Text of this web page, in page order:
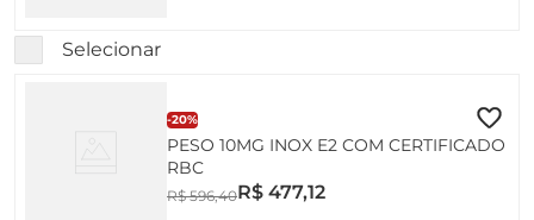
Selecionar
-20%
PESO 10MG INOX E2 COM CERTIFICADO
RBC
R$ 596,40R$ 477,12